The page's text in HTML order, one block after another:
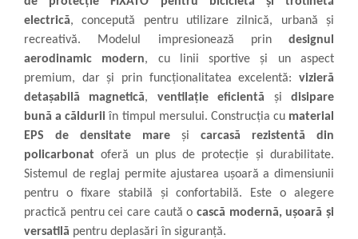
electrică, concepută pentru utilizare zilnică, urbană și
recreativă. Modelul impresionează prin designul
aerodinamic modern, cu linii sportive și un aspect
premium, dar și prin funcționalitatea excelentă: vizieră
detașabilă magnetică, ventilație eficientă șidisipare
bună a căldurii în timpul mersului. Construcția cu material
EPS de densitate mare și carcasă rezistentă din
policarbonat oferă un plus de protecție și durabilitate.
Sistemul de reglaj permite ajustarea ușoară a dimensiunii
pentru o fixare stabilă și confortabilă. Este o alegere
practică pentru cei care caută o cască modernă, ușoară și
versatilă pentru deplasări în siguranță.